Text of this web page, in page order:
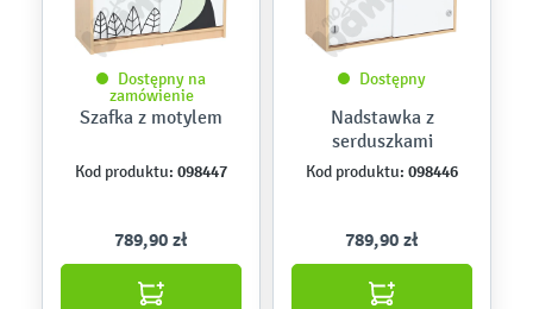
Dostępny na
zamówienie
Szafka z motylem
Kod produktu: 098447
789,90 zł
Dostępny
Nadstawka z
serduszkami
Kod produktu: 098446
789,90 zł